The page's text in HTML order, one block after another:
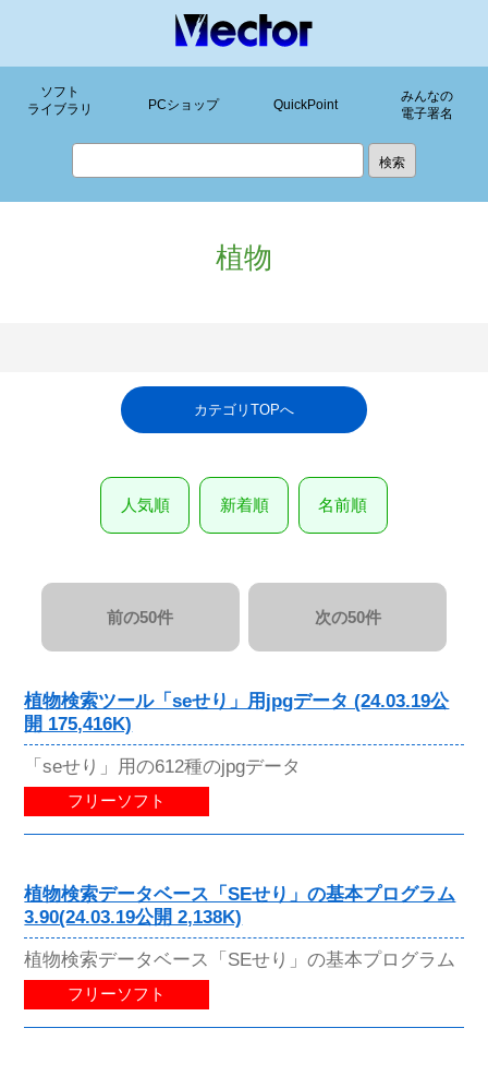
ソフト
ライブラリ
PCショップ QuickPoint
みんなの
電子署名
植物
カテゴリTOPへ
人気順 新着順 名前順
前の50件 次の50件
植物検索ツール「seせり」用jpgデータ (24.03.19公
開 175,416K)
「seせり」用の612種のjpgデータ
フリーソフト
植物検索データベース「SEせり」の基本プログラム
3.90(24.03.19公開 2,138K)
植物検索データベース「SEせり」の基本プログラム
フリーソフト